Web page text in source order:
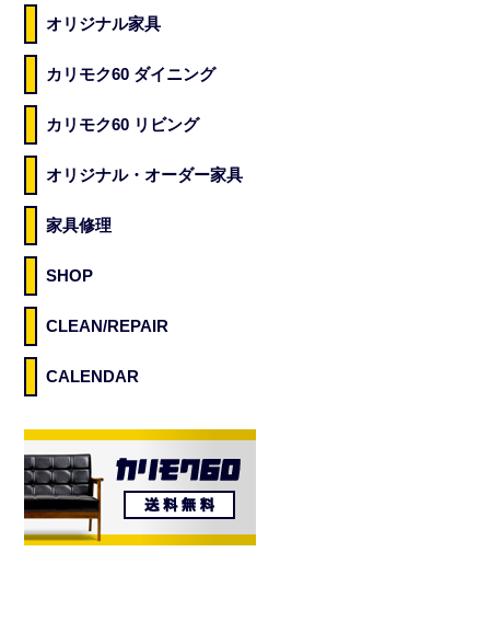
オリジナル家具
カリモク60 ダイニング
カリモク60 リビング
オリジナル・オーダー家具
家具修理
SHOP
CLEAN/REPAIR
CALENDAR